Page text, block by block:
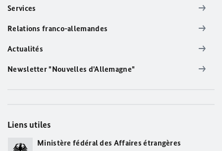
Services
Relations franco-allemandes
Actualités
Newsletter "Nouvelles d'Allemagne"
Liens utiles
Ministère fédéral des Affaires étrangères